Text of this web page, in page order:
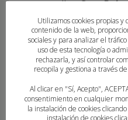
—entre ellas,Sara
Martina Catalá Molla
Bernabé Cobos (Club
Julve(Amics Handbol
Elda) yLidia Trinidad
junto a tres
además del
Utilizamos cookies propias
contenido de la web,
sociales y para analizar el
uso de esta tecnología o
rechazarla, y así controlar
recopila y gestiona a través
Al clicar en "Sí, Acepto",
consentimiento en cualquier
la instalación de cookies